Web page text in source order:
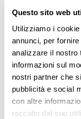
Questo sito web
Utilizziamo i
annunci, per
analizzare il nostro
informazioni sul
nostri partner che
pubblicità e social
con altre
raccolto dal suo
Login is required